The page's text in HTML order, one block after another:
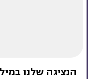
הנציגה שלנו